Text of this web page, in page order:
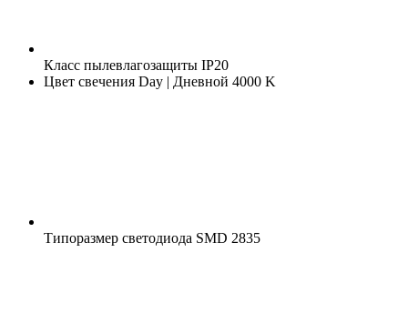
Класс пылевлагозащиты IP20
Цвет свечения Day | Дневной 4000 K
Типоразмер светодиода SMD 2835